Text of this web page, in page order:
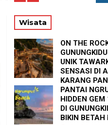
Wisata
ON THE
UNIK
SENSASI DI
KARANG
April 23, 2026
PANTAI
HIDDEN
DI
BIKIN BETAH